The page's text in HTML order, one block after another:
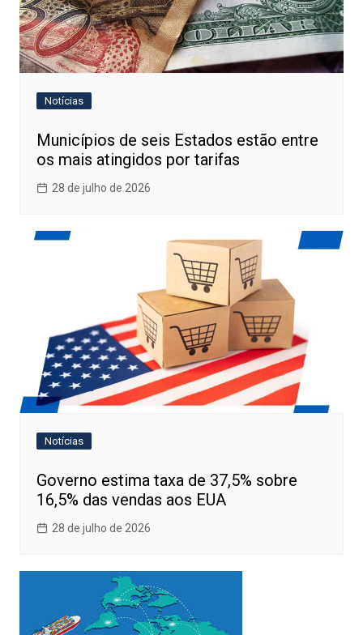
Notícias
Municípios de seis Estados estão entre
os mais atingidos por tarifas
28 de julho de 2026
Notícias
Governo estima taxa de 37,5% sobre
16,5% das vendas aos EUA
28 de julho de 2026